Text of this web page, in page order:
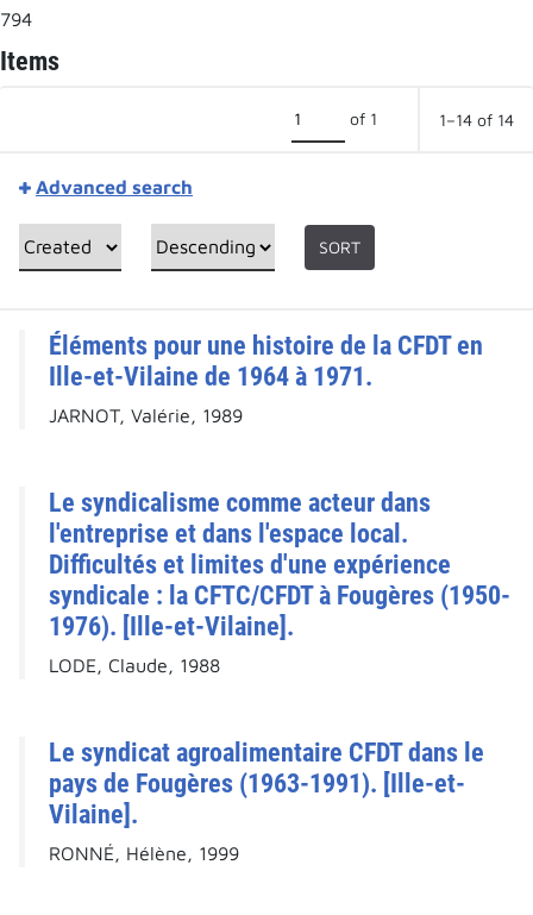
794
Items
of 1 1–14 of 14
Advanced search
SORT
Éléments pour une histoire de la CFDT en
Ille-et-Vilaine de 1964 à 1971.
JARNOT, Valérie, 1989
Le syndicalisme comme acteur dans
l'entreprise et dans l'espace local.
Difficultés et limites d'une expérience
syndicale : la CFTC/CFDT à Fougères (1950-
1976). [Ille-et-Vilaine].
LODE, Claude, 1988
Le syndicat agroalimentaire CFDT dans le
pays de Fougères (1963-1991). [Ille-et-
Vilaine].
RONNÉ, Hélène, 1999